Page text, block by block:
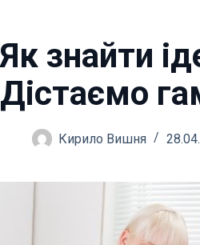
Як знайти
Дістаємо
Кирило Вишня